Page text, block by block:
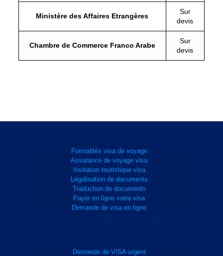
Ministère des Affaires Etrangères
Sur
devis
Chambre de Commerce Franco Arabe
Sur
devis
Formalités visa de voyage
Assurance de voyage visa
Invitation touristique visa
Légalisation de documents
Traduction de documents
Payer en ligne votre visa
Demande de visa en ligne
Demande de VISA urgent